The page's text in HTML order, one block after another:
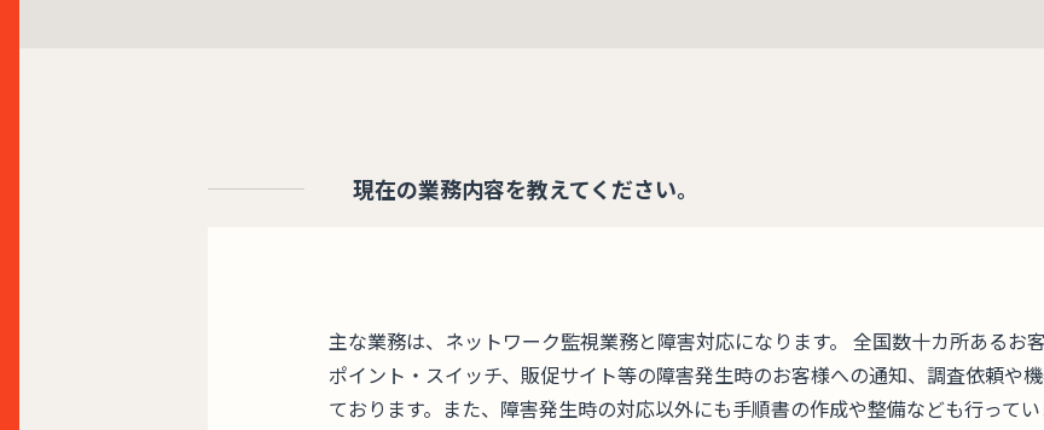
現在の業務内容を教えてください。
主な業務は、ネットワーク監視業務と障害対応になります。 全国数十カ所あるお
ポイント・スイッチ、販促サイト等の障害発生時のお客様への通知、調査依頼や
ております。また、障害発生時の対応以外にも手順書の作成や整備なども行って